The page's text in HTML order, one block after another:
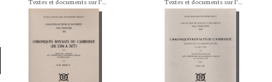
Textes et documents sur l'Indochine Textes et documents sur l'Indochine